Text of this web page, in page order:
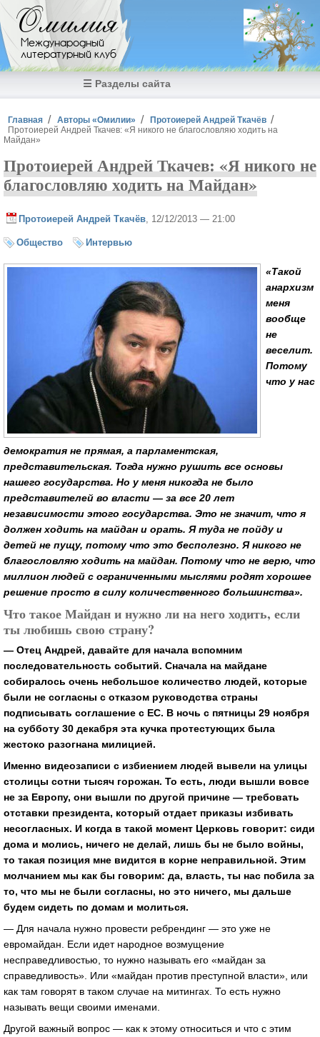
Перейти к основному содержанию
Омилия
Международный
литературный клуб
☰ Разделы сайта
Вы здесь
Главная Авторы «Омилии»
Протоиерей Андрей Ткачёв
Протоиерей Андрей Ткачев: «Я никого не благословляю ходить на
Майдан»
Протоиерей Андрей Ткачев: «Я никого не
благословляю ходить на Майдан»
Протоиерей Андрей Ткачёв , 12/12/2013 — 21:00
Общество Интервью
«Такой
анархизм
меня
вообще
не
веселит.
Потому
что у нас
демократия не прямая, а парламентская,
представительская. Тогда нужно рушить все основы
нашего государства. Но у меня никогда не было
представителей во власти — за все 20 лет
независимости этого государства. Это не значит, что я
должен ходить на майдан и орать. Я туда не пойду и
детей не пущу, потому что это бесполезно. Я никого не
благословляю ходить на майдан. Потому что не верю, что
миллион людей с ограниченными мыслями родят хорошее
решение просто в силу количественного большинства».
Что такое Майдан и нужно ли на него ходить, если
ты любишь свою страну?
— Отец Андрей, давайте для начала вспомним
последовательность событий. Сначала на майдане
собиралось очень небольшое количество людей, которые
были не согласны с отказом руководства страны
подписывать соглашение с ЕС. В ночь с пятницы 29 ноября
на субботу 30 декабря эта кучка протестующих была
жестоко разогнана милицией.
Именно видеозаписи с избиением людей вывели на улицы
столицы сотни тысяч горожан. То есть, люди вышли вовсе
не за Европу, они вышли по другой причине — требовать
отставки президента, который отдает приказы избивать
несогласных. И когда в такой момент Церковь говорит: сиди
дома и молись, ничего не делай, лишь бы не было войны,
то такая позиция мне видится в корне неправильной. Этим
молчанием мы как бы говорим: да, власть, ты нас побила за
то, что мы не были согласны, но это ничего, мы дальше
будем сидеть по домам и молиться.
— Для начала нужно провести ребрендинг — это уже не
евромайдан. Если идет народное возмущение
несправедливостью, то нужно называть его «майдан за
справедливость». Или «майдан против преступной власти», или
как там говорят в таком случае на митингах. То есть нужно
называть вещи своими именами.
Другой важный вопрос — как к этому относиться и что с этим